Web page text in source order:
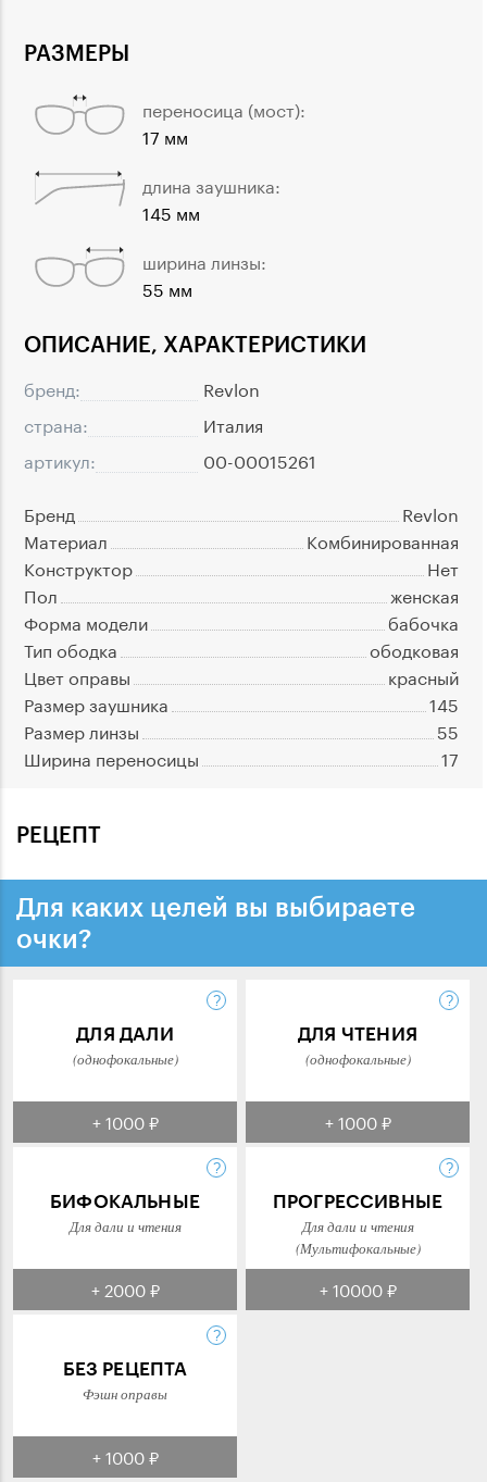
ОПИСАНИЕ, ХАРАКТЕРИСТИКИ
бренд:
Revlon
страна:
Италия
артикул:
00-00015261
Бренд
Revlon
Материал
Комбинированная
Конструктор
Нет
Пол
женская
Форма модели
бабочка
Тип ободка
ободковая
Цвет оправы
красный
Размер заушника
145
Размер линзы
55
Ширина переносицы
17
РАЗМЕРЫ
переносица (мост):
17 мм
длина заушника:
145 мм
ширина линзы:
55 мм
РЕЦЕПТ
Для каких целей вы выбираете
очки?
ДЛЯ ДАЛИ
(однофокальные)
+ 1000 ₽
ДЛЯ ЧТЕНИЯ
(однофокальные)
+ 1000 ₽
БИФОКАЛЬНЫЕ
Для дали и чтения
+ 2000 ₽
ПРОГРЕССИВНЫЕ
Для дали и чтения
(Мультифокальные)
+ 10000 ₽
БЕЗ РЕЦЕПТА
Фэшн оправы
+ 1000 ₽